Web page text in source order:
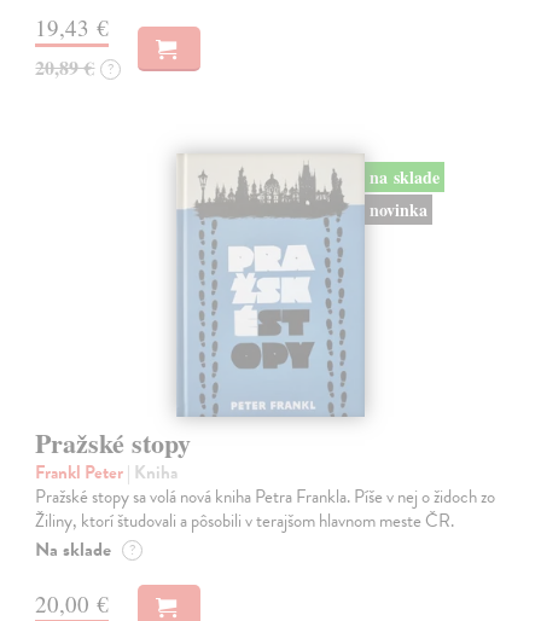
19,43 €
20,89 € ?
na sklade
novinka
Pražské stopy
Frankl Peter| Kniha
Pražské stopy sa volá nová kniha Petra Frankla. Píše v nej o židoch zo
Žiliny, ktorí študovali a pôsobili v terajšom hlavnom meste ČR.
Na sklade ?
20,00 €